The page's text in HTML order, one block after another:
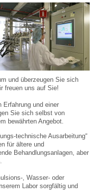
und überzeugen Sie sich
freuen uns auf Sie!
Erfahrung und einer
Sie sich selbst von
bewährten Angebot.
technische Ausarbeitung“
für ältere und
Behandlungsanlagen, aber
, Wasser- oder
Labor sorgfältig und